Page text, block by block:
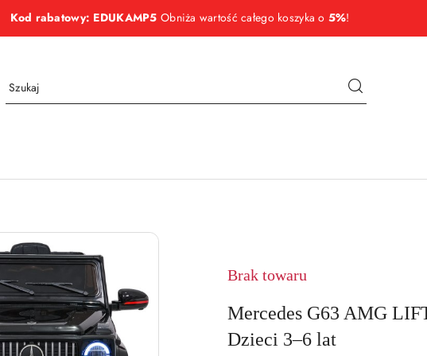
Kod rabatowy: EDUKAMP5 Obniża wartość całego koszyka o 5%!
Brak towaru
Mercedes G63 AMG
Dzieci 3–6 lat